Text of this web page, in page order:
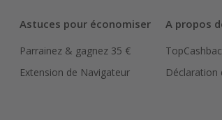
Astuces pour économiser
Parrainez & gagnez 35 €
Extension de Navigateur
A propos
Déclaration